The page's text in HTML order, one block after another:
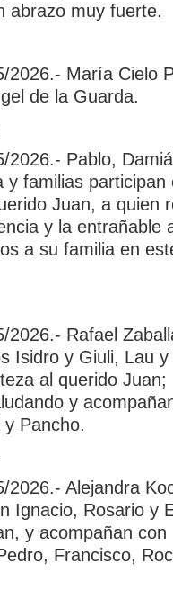
abrazo muy fuerte.
2026.- María Cielo
de la Guarda.
2026.- Pablo,
familias participan
Juan, a quien
y la entrañable
a su familia en
2026.- Rafael
Isidro y Giuli, Lau
al querido Juan;
y
Pancho.
2026.- Alejandra
Ignacio, Rosario y
y acompañan
Francisco,